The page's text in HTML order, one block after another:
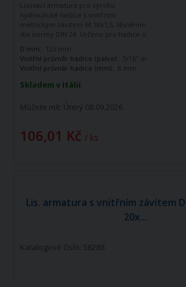
Skladem v Itálii
Můžete mít: Úterý 08.09.2026
106,01 Kč / ks
Lisovací armatura pro výrobu
hydraulické hadice s vnitřním
metrickým závitem M 18x1,5, těsněním
dle normy DIN 24. Určeno pro hadice o
stupňů.
D mm:
12S mm
Vnitřní průměr hadice (palce):
5/16" in
Vnitřní průměr hadice (mm):
8 mm
Lis. armatura s vnitřním závitem
20x...
Katalogové číslo: 58288